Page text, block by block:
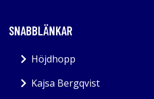
SNABBLÄNKAR
Höjdhopp
Kajsa Bergqvist